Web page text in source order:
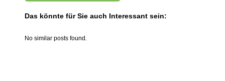
Das könnte für Sie auch Interessant sein:
No similar posts found.